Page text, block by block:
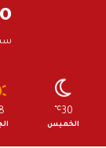
30
℃
الخميس